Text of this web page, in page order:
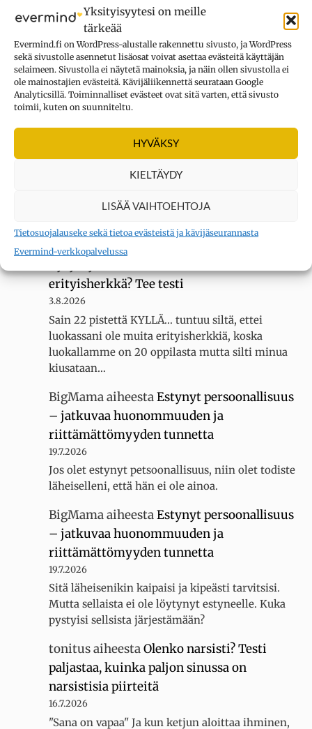
Yksityisyytesi on meille
tärkeää
Evermind.fi on WordPress-alustalle rakennettu sivusto, ja WordPress
sekä sivustolle asennetut lisäosat voivat asettaa evästeitä käyttäjän
selaimeen. Sivustolla ei näytetä mainoksia, ja näin ollen sivustolla ei
ole mainostajien evästeitä. Kävijäliikennettä seurataan Google
Analyticsillä. Toiminnalliset evästeet ovat sitä varten, että sivusto
toimii, kuten on suunniteltu.
HYVÄKSY
KIELTÄYDY
LISÄÄ VAIHTOEHTOJA
Tietosuojalauseke sekä tietoa evästeistä ja kävijäseurannasta
Evermind-verkkopalvelussa
Halauksen tiedettä: Miksi halaaminen tuntuu
(useimmiten) niin mukavalta?
Hyväksynnän haku: Tunnelukko joka saa ihmisen
tavoittelemaan tunnustusta ja hyväksyntää muilta
Sovinnollisuus on ystävällistä ja rakentavaa
Tunnelukot saavat ihmisen jämähtämään
vaikeuksiinsa – tutustu 18 skeemaan
erityisherkkä? Tee testi
3.8.2026
Sain 22 pistettä KYLLÄ... tuntuu siltä, ettei
luokassani ole muita erityisherkkiä, koska
luokallamme on 20 oppilasta mutta silti minua
kiusataan…
BigMamaaiheestaEstynyt persoonallisuus
– jatkuvaa huonommuuden ja
riittämättömyyden tunnetta
19.7.2026
Jos olet estynyt petsoonallisuus, niin olet todiste
läheiselleni, että hän ei ole ainoa.
BigMamaaiheestaEstynyt persoonallisuus
– jatkuvaa huonommuuden ja
riittämättömyyden tunnetta
19.7.2026
Sitä läheisenikin kaipaisi ja kipeästi tarvitsisi.
Mutta sellaista ei ole löytynyt estyneelle. Kuka
pystyisi sellsista järjestämään?
tonitusaiheestaOlenko narsisti? Testi
paljastaa, kuinka paljon sinussa on
narsistisia piirteitä
16.7.2026
"Sana on vapaa" Ja kun ketjun aloittaa ihminen,